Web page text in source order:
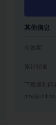
其他信息
有效期
累计销量
下载遇到